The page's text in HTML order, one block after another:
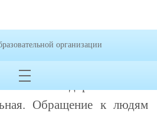
8 «А» класса МАОУ
провели акцию
или здоровье!» на
Обращение к людям
организации